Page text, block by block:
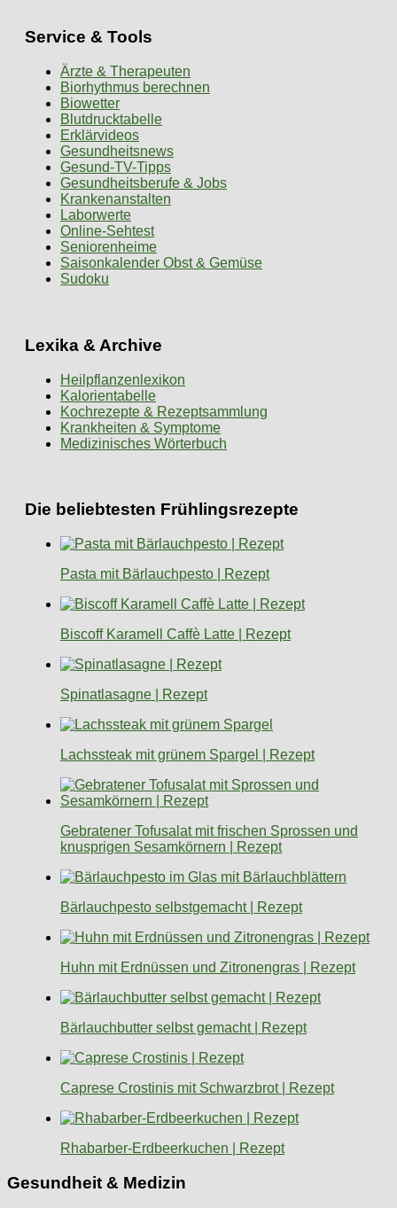
Service & Tools
Ärzte & Therapeuten
Biorhythmus berechnen
Biowetter
Blutdrucktabelle
Erklärvideos
Gesundheitsnews
Gesund-TV-Tipps
Gesundheitsberufe & Jobs
Krankenanstalten
Laborwerte
Online-Sehtest
Seniorenheime
Saisonkalender Obst & Gemüse
Sudoku
Lexika & Archive
Heilpflanzenlexikon
Kalorientabelle
Kochrezepte & Rezeptsammlung
Krankheiten & Symptome
Medizinisches Wörterbuch
Die beliebtesten Frühlingsrezepte
Pasta mit Bärlauchpesto | Rezept
Biscoff Karamell Caffè Latte | Rezept
Spinatlasagne | Rezept
Lachssteak mit grünem Spargel | Rezept
Gebratener Tofusalat mit frischen Sprossen und
knusprigen Sesamkörnern | Rezept
Bärlauchpesto selbstgemacht | Rezept
Huhn mit Erdnüssen und Zitronengras | Rezept
Bärlauchbutter selbst gemacht | Rezept
Caprese Crostinis mit Schwarzbrot | Rezept
Rhabarber-Erdbeerkuchen | Rezept
Gesundheit & Medizin